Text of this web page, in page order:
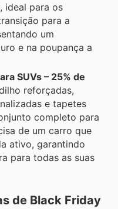
ideal para os
para a
um
e na poupança a
SUVs – 25% de
reforçadas,
e tapetes
completo para
de um carro que
ativo, garantindo
para todas as suas
de Black Friday